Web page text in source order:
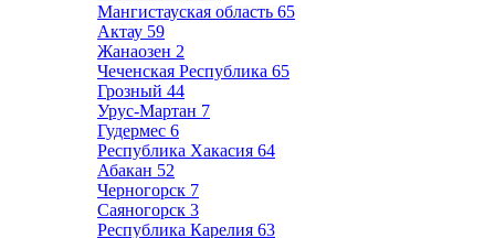
Мангистауская область 65
Актау 59
Жанаозен 2
Чеченская Республика 65
Грозный 44
Урус-Мартан 7
Гудермес 6
Республика Хакасия 64
Абакан 52
Черногорск 7
Саяногорск 3
Республика Карелия 63